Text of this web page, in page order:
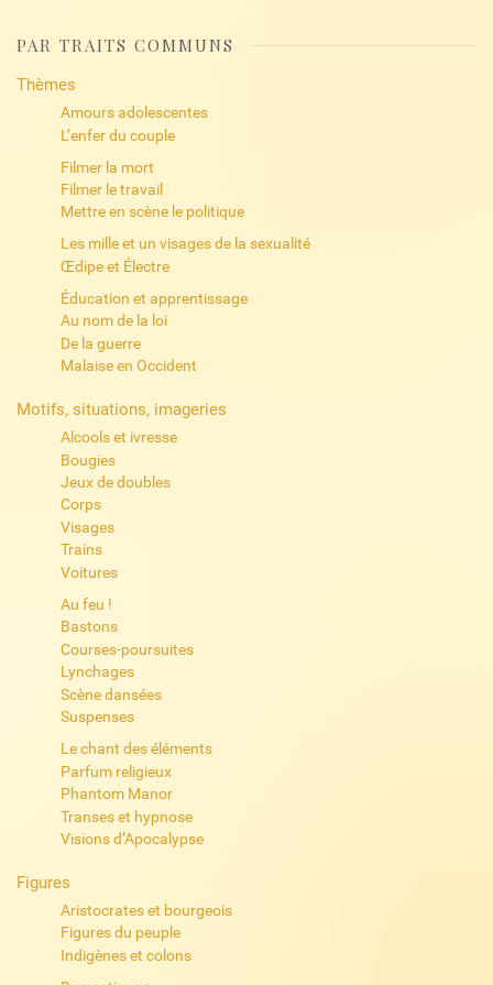
PAR TRAITS COMMUNS
Thèmes
Amours adolescentes
L’enfer du couple
Filmer la mort
Filmer le travail
Mettre en scène le politique
Les mille et un visages de la sexualité
Œdipe et Électre
Éducation et apprentissage
Au nom de la loi
De la guerre
Malaise en Occident
Motifs, situations, imageries
Alcools et ivresse
Bougies
Jeux de doubles
Corps
Visages
Trains
Voitures
Au feu !
Bastons
Courses-poursuites
Lynchages
Scène dansées
Suspenses
Le chant des éléments
Parfum religieux
Phantom Manor
Transes et hypnose
Visions d’Apocalypse
Figures
Aristocrates et bourgeois
Figures du peuple
Indigènes et colons